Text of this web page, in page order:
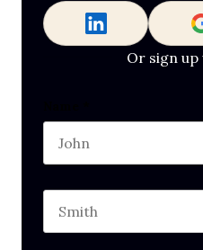
Or sign up